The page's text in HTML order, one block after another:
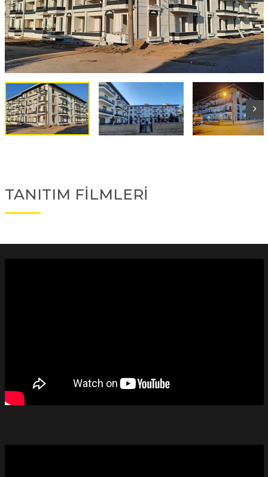
TANITIM FİLMLERİ